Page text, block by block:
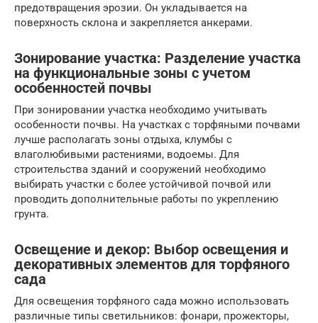
предотвращения эрозии. Он укладывается на
поверхность склона и закрепляется анкерами.
Зонирование участка: Разделение участка
на функциональные зоны с учетом
особенностей почвы
При зонировании участка необходимо учитывать
особенности почвы. На участках с торфяными почвами
лучше располагать зоны отдыха, клумбы с
влаголюбивыми растениями, водоемы. Для
строительства зданий и сооружений необходимо
выбирать участки с более устойчивой почвой или
проводить дополнительные работы по укреплению
грунта.
Освещение и декор: Выбор освещения и
декоративных элементов для торфяного
сада
Для освещения торфяного сада можно использовать
различные типы светильников: фонари, прожекторы,